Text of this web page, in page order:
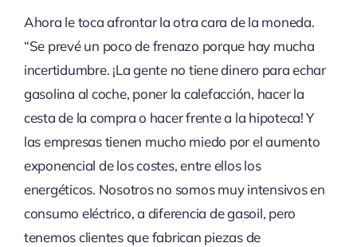
Ahora le toca afrontar la otra cara de la moneda.
“Se prevé un poco de frenazo porque hay mucha
incertidumbre. ¡La gente no tiene dinero para echar
gasolina al coche, poner la calefacción, hacer la
cesta de la compra o hacer frente a la hipoteca! Y
las empresas tienen mucho miedo por el aumento
exponencial de los costes, entre ellos los
energéticos. Nosotros no somos muy intensivos en
consumo eléctrico, a diferencia de gasoil, pero
tenemos clientes que fabrican piezas de